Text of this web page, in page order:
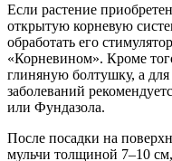
Если растение
открытую корневую
обработать его
«Корневином». Кроме
глиняную болтушку, а
заболеваний
или Фундазола.
После посадки на
мульчи толщиной 7–10